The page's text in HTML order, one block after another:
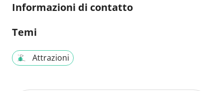
Informazioni di contatto
Temi
Attrazioni